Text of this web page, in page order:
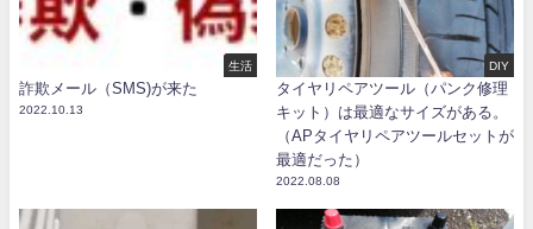
生活
詐欺メール（SMS)が来た
2022.10.13
DIY
タイヤリペアツール（パンク修理
キット）は最適なサイズがある。
（APタイヤリペアツールセットが
最適だった）
2022.08.08